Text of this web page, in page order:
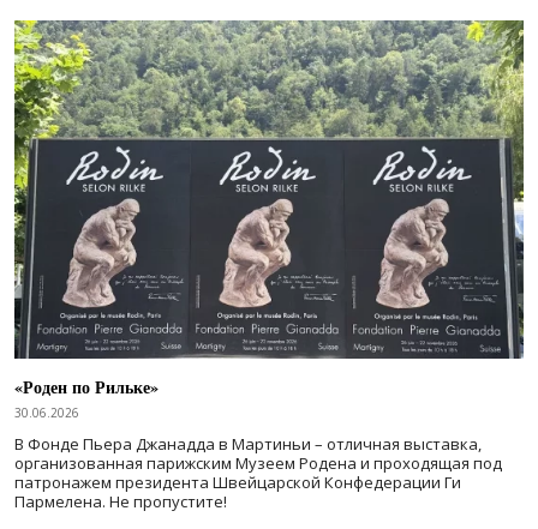
«Роден по Рильке»
30.06.2026
В Фонде Пьера Джанадда в Мартиньи – отличная выставка,
организованная парижским Музеем Родена и проходящая под
патронажем президента Швейцарской Конфедерации Ги
Пармелена. Не пропустите!